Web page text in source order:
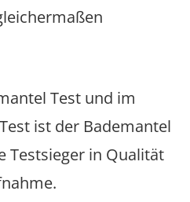
Test und im
ist der Bademantel
Testsieger in Qualität